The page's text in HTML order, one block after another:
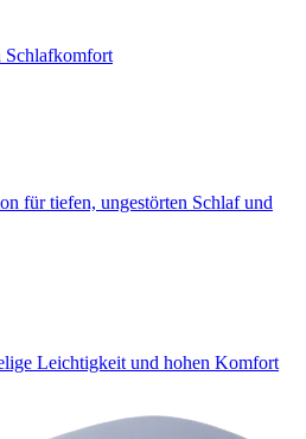
Schlafkomfort
für tiefen, ungestörten Schlaf und
Leichtigkeit und hohen Komfort